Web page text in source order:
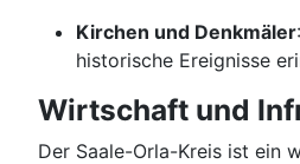
Kirchen und Denkmäler
historische Ereignisse
Wirtschaft und
Der Saale-Orla-Kreis ist ein